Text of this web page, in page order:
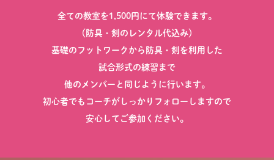
全ての教室を1,500円にて体験できます。
（防具・剣のレンタル代込み）
基礎のフットワークから防具・剣を利用した
試合形式の練習まで
他のメンバーと同じように行います。
初心者でもコーチがしっかりフォローしますので
安心してご参加ください。